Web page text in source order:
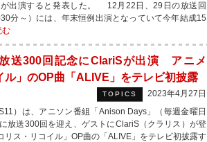
出演すると発表した。 12月22日、29日の放送回
30分～）には、年末恒例出演となっていて今年結成15
む
送300回記念にClariSが出演 アニメ
ル」のOP曲「ALIVE」をテレビ初披露
TOPICS
2023年4月27日
）は、アニソン番組「Anison Days」（毎週金曜日
放送300回を迎え、ゲストにClariS（クラリス）が登
リス・リコイル」OP曲の「ALIVE」をテレビ初披露す